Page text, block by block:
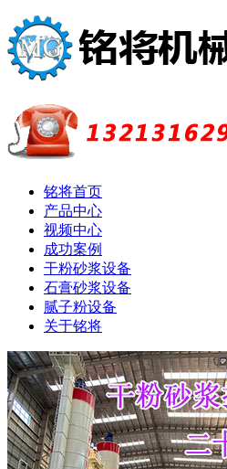
铭将首页
产品中心
视频中心
成功案例
干粉砂浆设备
石膏砂浆设备
腻子粉设备
关于铭将